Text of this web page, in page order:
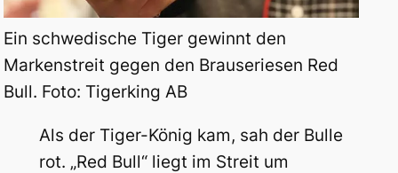
Ein schwedische Tiger gewinnt den
Markenstreit gegen den Brauseriesen Red
Bull. Foto: Tigerking AB
Als der Tiger-König kam, sah der Bulle
rot. „Red Bull“ liegt im Streit um